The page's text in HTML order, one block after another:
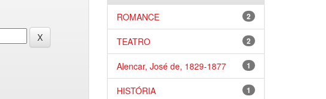
2
ROMANCE
2
TEATRO
1
Alencar, José de, 1829-1877
1
HISTÓRIA